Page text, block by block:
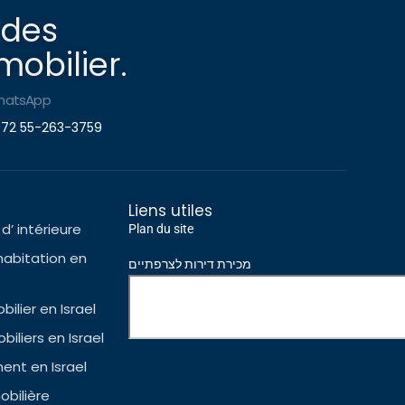
55-263-3759
intérieure
en
en Israel
en Israel
en Israel
Liens utiles
Plan du site
מכירת דירות לצרפתיים